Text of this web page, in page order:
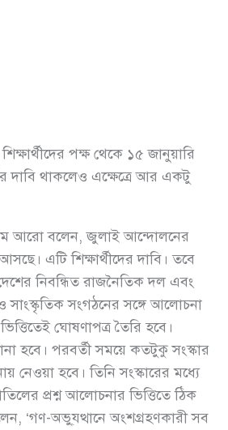
পক্ষ থেকে ১৫ জানুয়ারি
দাবি থাকলেও এক্ষেত্রে আর একটু
আরো বলেন, জুলাই আন্দোলনের
এটি শিক্ষার্থীদের দাবি। তবে
নিবন্ধিত রাজনৈতিক দল এবং
সংগঠনের সঙ্গে আলোচনা
ঘোষণাপত্র তৈরি হবে।
হবে। পরবর্তী সময়ে কতটুকু সংস্কার
নেওয়া হবে। তিনি সংস্কারের মধ্যে
প্রশ্ন আলোচনার ভিত্তিতে ঠিক
‘গণ-অভু্যত্থানে অংশগ্রহণকারী সব